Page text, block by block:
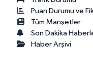
Puan Durumu ve
Tüm Manşetler
Son Dakika
Haber Arşivi